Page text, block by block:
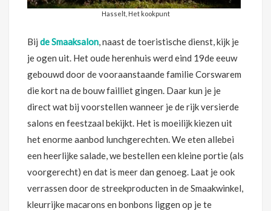
Hasselt, Het kookpunt
Bij de Smaaksalon, naast de toeristische dienst, kijk je
je ogen uit. Het oude herenhuis werd eind 19de eeuw
gebouwd door de vooraanstaande familie Corswarem
die kort na de bouw failliet gingen. Daar kun je je
direct wat bij voorstellen wanneer je de rijk versierde
salons en feestzaal bekijkt. Het is moeilijk kiezen uit
het enorme aanbod lunchgerechten. We eten allebei
een heerlijke salade, we bestellen een kleine portie (als
voorgerecht) en dat is meer dan genoeg. Laat je ook
verrassen door de streekproducten in de Smaakwinkel,
kleurrijke macarons en bonbons liggen op je te